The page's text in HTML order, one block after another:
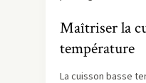
Maîtriser la
température
La cuisson basse